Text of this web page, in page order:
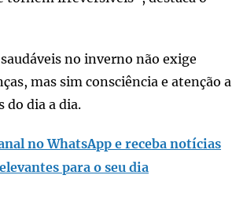
no inverno não exige
mas sim consciência e atenção a
do dia a dia.
no WhatsApp e receba notícias
para o seu dia